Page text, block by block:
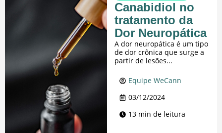
Canabidiol no
tratamento da
Dor Neuropática
A dor neuropática é um tipo
de dor crônica que surge a
partir de lesões...
Equipe WeCann
03/12/2024
13 min de leitura